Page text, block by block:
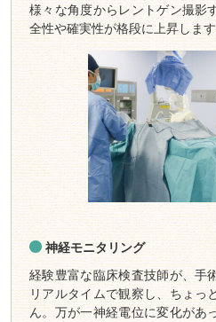
様々な角度からレントゲン撮影
全性や確実性が格段に上昇しま
神経モニタリング
経験豊富な臨床検査技師が、手
リアルタイムで観察し、ちょっ
ん。万が一神経電位に変化があ